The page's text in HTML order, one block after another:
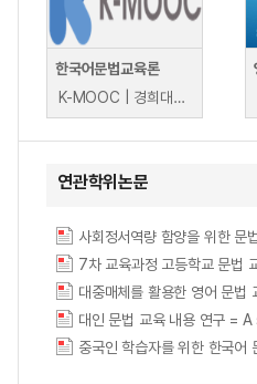
한국어문법교육론
K-MOOC | 경희대학교 박동호
연관학위논문
사회정서역량 함양을 위
7차 교육과정 고등학교 문법
대인 문법 교육 내용 연구
중국인 학습자를 위한 한국어